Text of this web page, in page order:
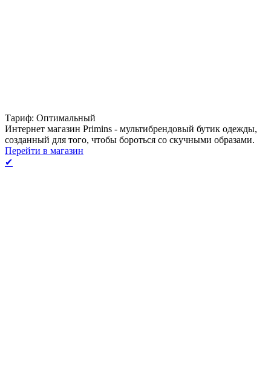
Тариф: Оптимальный
Интернет магазин Primins - мультибрендовый бутик одежды,
созданный для того, чтобы бороться со скучными образами.
Перейти в магазин
✔